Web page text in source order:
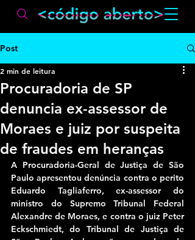
Post
Procuradoria de SP
denuncia ex-assessor de
Moraes e juiz por suspeita
de fraudes em heranças
2 min de leitura
A Procuradoria-Geral de Justiça de São
Paulo apresentou denúncia contra o perito
Eduardo Tagliaferro, ex-assessor do
ministro do Supremo Tribunal Federal
Alexandre de Moraes, e contra o juiz Peter
Eckschmiedt, do Tribunal de Justiça de